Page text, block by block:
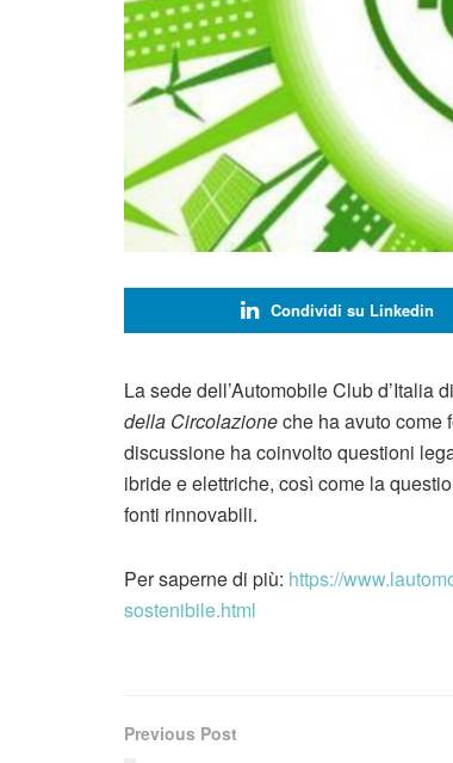
Condividi su Linkedin
La sede dell’Automobile Club d’Italia
della Circolazioneche ha avuto come
discussione ha coinvolto questioni
ibride e elettriche, così come la
fonti rinnovabili.
Per saperne di più: https://
sostenibile.html
Previous Post